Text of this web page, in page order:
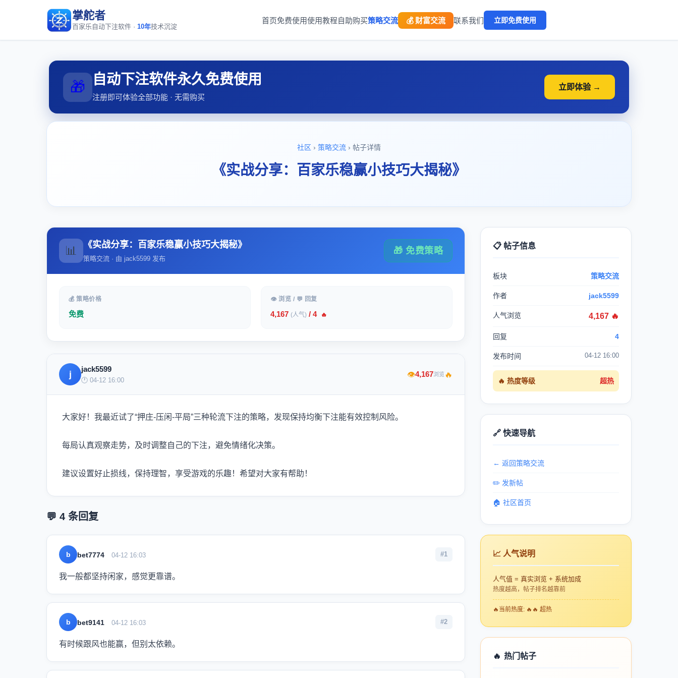
掌舵者
百家乐自动下注软件 · 10年技术沉淀
首页免费使用使用教程自助购买策略交流 💰 财富交流 联系我们 立即免费使用
🎁 自动下注软件永久免费使用
注册即可体验全部功能 · 无需购买
立即体验 →
社区 › 策略交流 › 帖子详情
《实战分享：百家乐稳赢小技巧大揭秘》
📊 《实战分享：百家乐稳赢小技巧大揭秘》
策略交流 · 由 jack5599 发布
🎁 免费策略
💰 策略价格
免费
👁 浏览 / 💬 回复
4,167 (人气) / 4 🔥
j
jack5599
🕐 04-12 16:00
👁4,167浏览🔥
大家好！我最近试了“押庄-压闲-平局”三种轮流下注的策略，发现保持均衡下注能有效控制风险。
每局认真观察走势，及时调整自己的下注，避免情绪化决策。
建议设置好止损线，保持理智，享受游戏的乐趣！希望对大家有帮助！
💬 4 条回复
b bet7774 04-12 16:03 #1
我一般都坚持闲家，感觉更靠谱。
b bet9141 04-12 16:03 #2
有时候跟风也能赢，但别太依赖。
📋 帖子信息
板块 策略交流
作者 jack5599
人气浏览 4,167 🔥
回复 4
发布时间 04-12 16:00
🔥 热度等级 超热
🔗 快速导航
← 返回策略交流
✏️ 发新帖
🏠 社区首页
📈 人气说明
人气值 = 真实浏览 + 系统加成
热度越高，帖子排名越靠前
🔥 当前热度: 🔥🔥 超热
🔥 热门帖子